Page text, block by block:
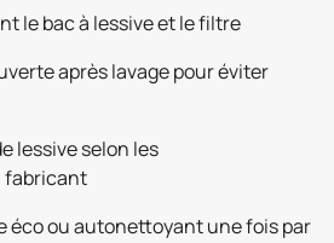
le bac à lessive et le filtre
après lavage pour éviter
lessive selon les
fabricant
éco ou autonettoyant une fois par